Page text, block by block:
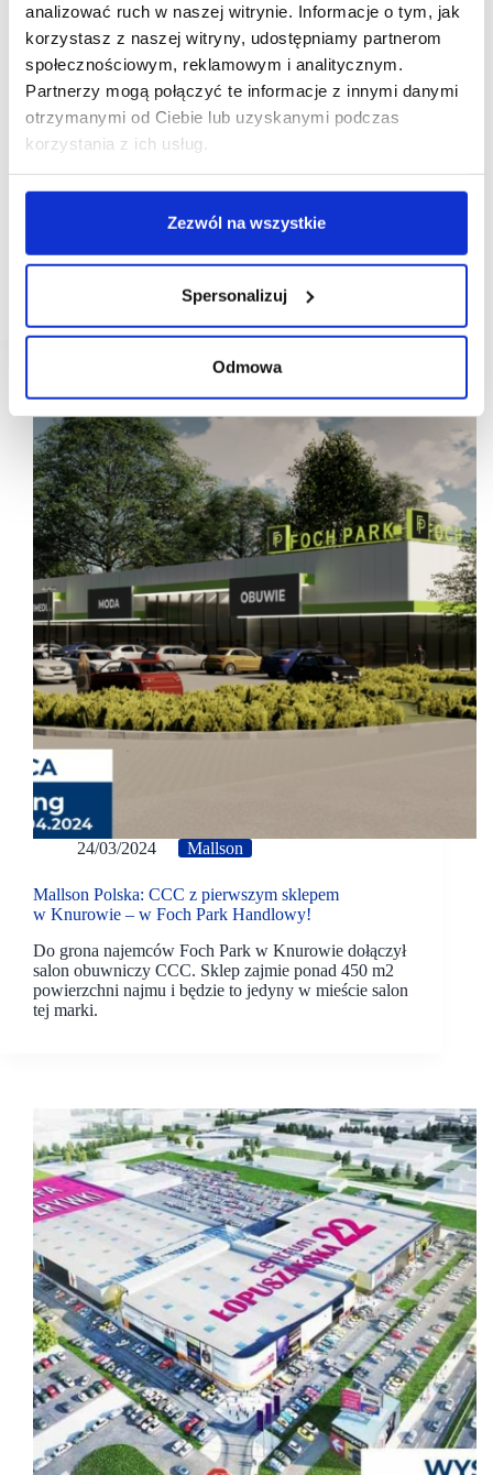
analizować ruch w naszej witrynie. Informacje o tym, jak
korzystasz z naszej witryny, udostępniamy partnerom
społecznościowym, reklamowym i analitycznym.
Partnerzy mogą połączyć te informacje z innymi danymi
otrzymanymi od Ciebie lub uzyskanymi podczas
korzystania z ich usług.
Zezwól na wszystkie
Spersonalizuj
Odmowa
26/03/2024 Mallson
Grono najemców Nowej Sukcesji w Łodzi
sukcesywnie się powiększa. W ostatnim czasie Łodzi
niespożywczych Action.
24/03/2024 Mallson
Mallson Polska: CCC z pierwszym sklepem
w Knurowie – w Foch Park Handlowy!
Do grona najemców Foch Park w Knurowie dołączył
salon obuwniczy CCC. Sklep zajmie ponad 450 m2
powierzchni najmu i będzie to jedyny w mieście salon
tej marki.